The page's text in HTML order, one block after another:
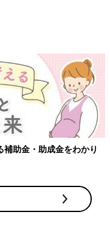
【ワクチン接種できる